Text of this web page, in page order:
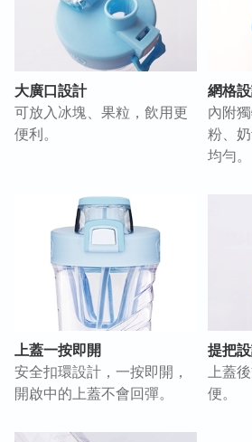
大廣口設計
可放入冰塊、果粒，飲用更
便利。
網格
內附
粉、
均勻。
上蓋一按即開
安全扣環設計，一按即開，
開啟中的上蓋不會回彈。
提把
上蓋
便。